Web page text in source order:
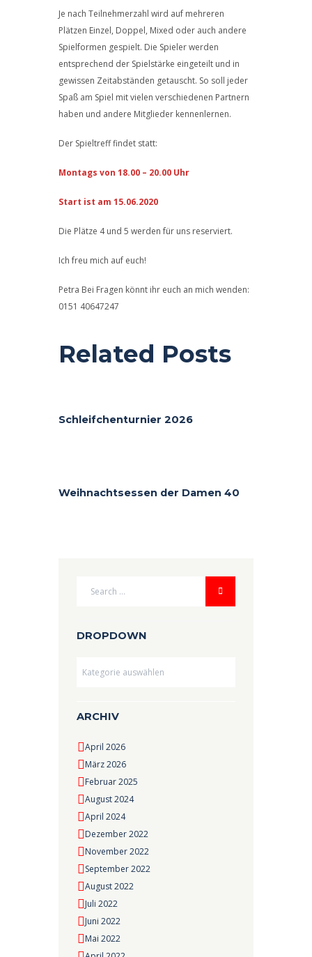
Je nach Teilnehmerzahl wird auf mehreren
Plätzen Einzel, Doppel, Mixed oder auch andere
Spielformen gespielt. Die Spieler werden
entsprechend der Spielstärke eingeteilt und in
gewissen Zeitabständen getauscht. So soll jeder
Spaß am Spiel mit vielen verschiedenen Partnern
haben und andere Mitglieder kennenlernen.
Der Spieltreff findet statt:
Montags von 18.00 – 20.00 Uhr
Start ist am 15.06.2020
Die Plätze 4 und 5 werden für uns reserviert.
Ich freu mich auf euch!
Petra Bei Fragen könnt ihr euch an mich wenden:
0151 40647247
Related Posts
Schleifchenturnier 2026
Weihnachtsessen der Damen 40
DROPDOWN
ARCHIV
April 2026
März 2026
Februar 2025
August 2024
April 2024
Dezember 2022
November 2022
September 2022
August 2022
Juli 2022
Juni 2022
Mai 2022